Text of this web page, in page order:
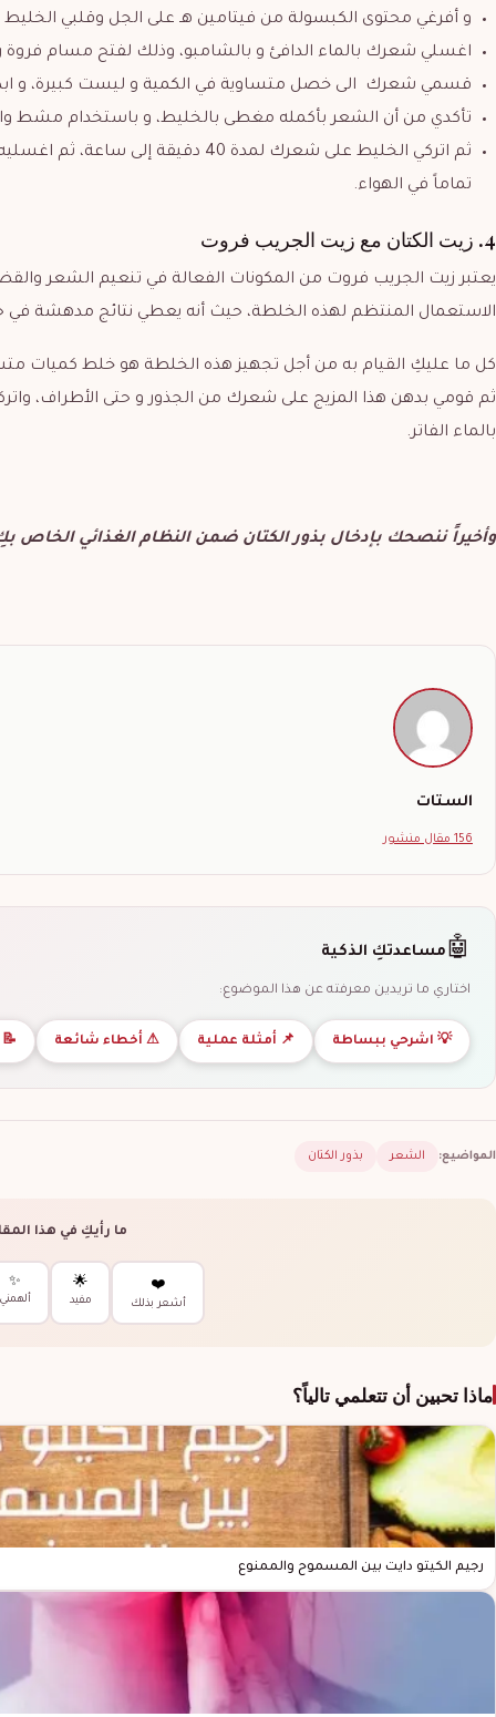
و أفرغي محتوى الكبسولة من فيتامين هـ على الجل وقلبي الخليط
اغسلي شعرك بالماء الدافئ و بالشامبو، وذلك لفتح مسام
قسمي شعرك الى خصل متساوية في الكمية و ليست كبيرة، و
تأكدي من أن الشعر بأكمله مغطى بالخليط، و باستخدام مشط
ثم اتركي الخليط على شعرك لمدة 40
تماماً في الهواء.
4. زيت الكتان مع زيت الجريب فروت
يعتبر زيت الجريب فروت من المكونات الفعالة في تنعيم الشعر
الاستعمال المنتظم لهذه الخلطة، حيث أنه يعطي نتائج مدهشة في
كل ما عليكِ القيام به من أجل تجهيز هذه الخلطة هو خلط كميات
بالماء الفاتر.
وأخيراً ننصحك بإدخال بذور الكتان ضمن النظام الغذائي الخاص
الستات
156 مقال منشور
🤖 مساعدتكِ الذكية
اختاري ما تريدين معرفته عن هذا الموضوع:
💡 اشرحي ببساطة 📌 أمثلة عملية ⚠ أخطاء شائعة
المواضيع: الشعر بذور الكتان
ما رأيكِ في هذا
❤️
أشعر بذلك
🌟
مفيد
✨
ماذا تحبين أن تتعلمي تالياً؟
رجيم الكيتو دايت بين المسموح والممنوع